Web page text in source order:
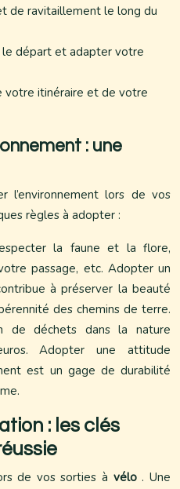
de ravitaillement le long du
départ et adapter votre
votre itinéraire et de votre
: une
l’environnement lors de vos
règles à adopter :
la faune et la flore,
passage, etc. Adopter un
à préserver la beauté
des chemins de terre.
de déchets dans la nature
Adopter une attitude
est un gage de durabilité
: les clés
de vos sorties à vélo. Une